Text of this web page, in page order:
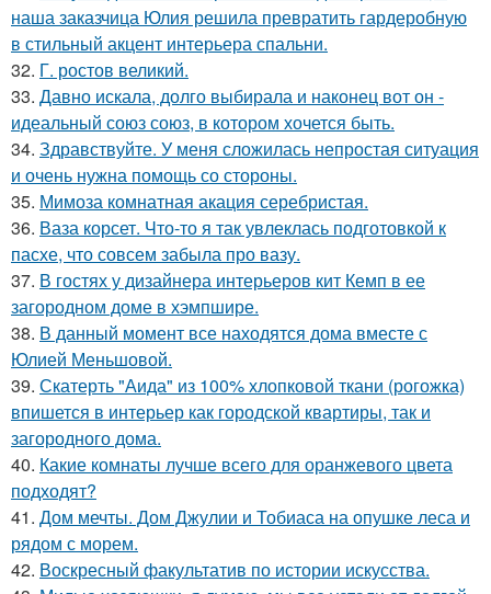
наша заказчица Юлия решила превратить гардеробную
в стильный акцент интерьера спальни.
32. Г. ростов великий.
33. Давно искала, долго выбирала и наконец вот он -
идеальный союз союз, в котором хочется быть.
34. Здравствуйте. У меня сложилась непростая ситуация
и очень нужна помощь со стороны.
35. Мимоза комнатная акация серебристая.
36. Ваза корсет. Что-то я так увлеклась подготовкой к
пасхе, что совсем забыла про вазу.
37. В гостях у дизайнера интерьеров кит Кемп в ее
загородном доме в хэмпшире.
38. В данный момент все находятся дома вместе с
Юлией Меньшовой.
39. Скатерть "Аида" из 100% хлопковой ткани (рогожка)
впишется в интерьер как городской квартиры, так и
загородного дома.
40. Какие комнаты лучше всего для оранжевого цвета
подходят?
41. Дом мечты. Дом Джулии и Тобиаса на опушке леса и
рядом с морем.
42. Воскресный факультатив по истории искусства.